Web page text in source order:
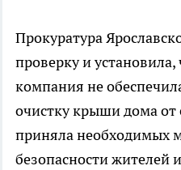
Прокуратура
проверку и
компания не
очистку крыши дома от
приняла необходимых
безопасности жителей